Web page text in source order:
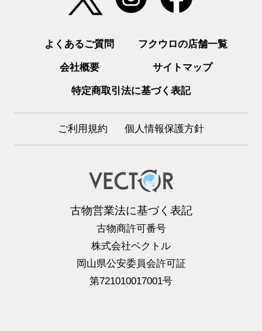
よくあるご質問 フクウロの店舗一覧
会社概要 サイトマップ
特定商取引法に基づく表記
ご利用規約 個人情報保護方針
古物営業法に基づく表記
古物商許可番号
株式会社ベクトル
岡山県公安委員会許可証
第721010017001号